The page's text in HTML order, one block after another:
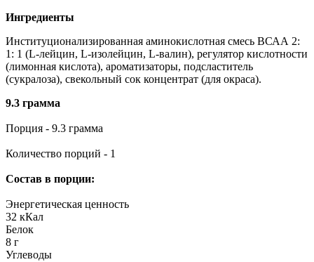
Ингредиенты
Институционализированная аминокислотная смесь ВСАА 2:
1: 1 (L-лейцин, L-изолейцин, L-валин), регулятор кислотности
(лимонная кислота), ароматизаторы, подсластитель
(сукралоза), свекольный сок концентрат (для окраса).
9.3 грамма
Порция - 9.3 грамма
Количество порций - 1
Состав в порции:
Энергетическая ценность
32 кКал
Белок
8 г
Углеводы